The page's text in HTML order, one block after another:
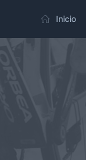
Inicio